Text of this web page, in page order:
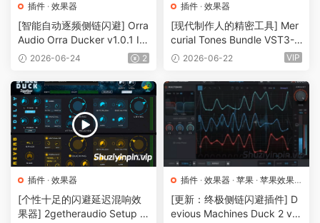
插件 · 效果器
[智能自动逐频侧链闪避] Orra
Audio Orra Ducker v1.0.1 In
cl. Keygen-MOCHA [WiN]
2026-06-24 2
插件 · 效果器
[现代制作人的精密工具] Mer
curial Tones Bundle VST3-T
eam BATs [WiN]（53MB）
2026-06-22 VIP
插件 · 效果器
[个性十足的闪避延迟混响效
果器] 2getheraudio Setup S
插件 · 效果器 · 苹果 · 苹果效果
器
[更新：终极侧链闪避插件] D
evious Machines Duck 2 v2.